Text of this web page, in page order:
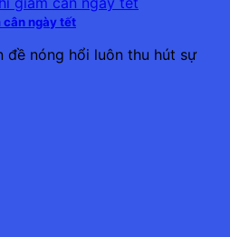
cân ngày tết
đề nóng hổi luôn thu hút sự